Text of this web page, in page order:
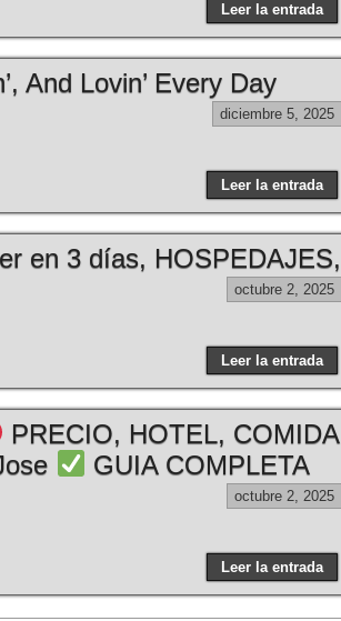
Leer la entrada
And Lovin’ Every Day
diciembre 5, 2025
Leer la entrada
en 3 días, HOSPEDAJES,
octubre 2, 2025
Leer la entrada
PRECIO, HOTEL, COMIDA
GUIA COMPLETA
octubre 2, 2025
Leer la entrada